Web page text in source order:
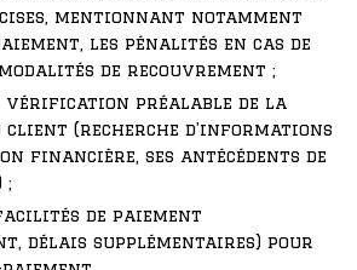
mentionnant notamment
les pénalités en cas de
de recouvrement ;
vérification préalable de la
(recherche d’informations
financière, ses antécédents de
;
de paiement
délais supplémentaires) pour